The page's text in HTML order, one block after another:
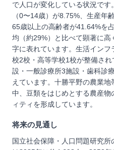
で人口が変化している状況で
（0〜14歳）が8.75%、生産年
65歳以上の高齢者が41.64%を
均（約29%）と比べて顕著に
字に表れています。生活イン
校2校・高等学校1校が整備さ
設・一般診療所3施設・歯科診
えています。十勝平野の農業
中、豆類をはじめとする農産
ィティを形成しています。
将来の見通し
国立社会保障・人口問題研究